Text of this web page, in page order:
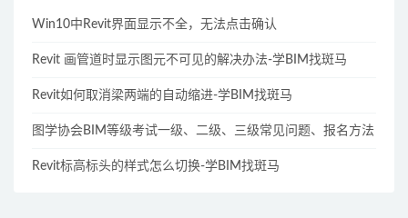
Win10中Revit界面显示不全，无法点击确认
Revit 画管道时显示图元不可见的解决办法-学BIM找斑马
Revit如何取消梁两端的自动缩进-学BIM找斑马
图学协会BIM等级考试一级、二级、三级常见问题、报名方法
Revit标高标头的样式怎么切换-学BIM找斑马